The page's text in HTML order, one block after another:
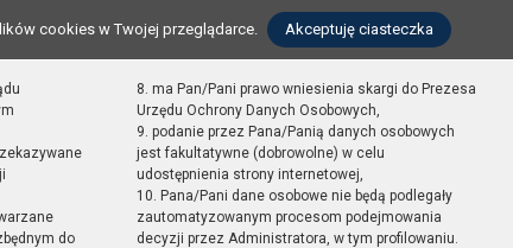
cookies w Twojej przeglądarce. Akceptuję ciasteczka
do
8. ma Pan/Pani prawo wniesienia skargi do Prezesa
Urzędu Ochrony Danych Osobowych,
9. podanie przez Pana/Panią danych osobowych
jest fakultatywne (dobrowolne) w celu
udostępnienia strony internetowej,
10. Pana/Pani dane osobowe nie będą podlegały
zautomatyzowanym procesom podejmowania
decyzji przez Administratora, w tym profilowaniu.